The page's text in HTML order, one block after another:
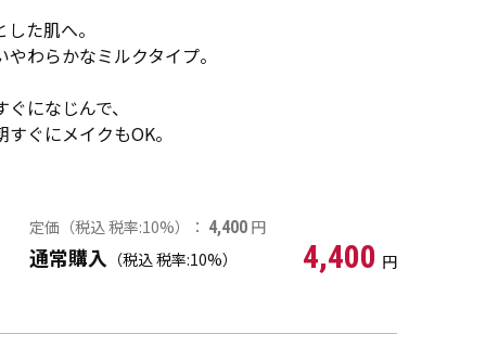
た肌へ。
わらかなミルクタイプ。
になじんで、
ぐにメイクもOK。
定価（税込 税率:10%）： 4,400 円
通常購入 （税込 税率:10%） 4,400 円